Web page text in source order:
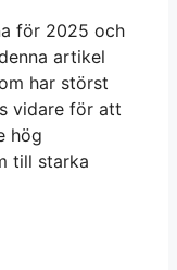
för 2025 och
artikel
har störst
vidare för att
hög
till starka